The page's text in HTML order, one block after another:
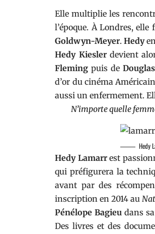
Elle multiplie les
l’époque. À Londres,
Goldwyn-Meyer.Hedy
Hedy Kieslerdevient
Fleming puis de
d’or du cinéma
aussi un enfermement.
N’importe quelle
Hedy
Hedy Lamarrest
qui préfigurera la
avant par des
inscription en 2014 au
Pénélope Bagieu dans
Des livres et des